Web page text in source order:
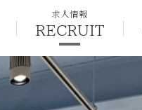
求人情報
RECRUIT